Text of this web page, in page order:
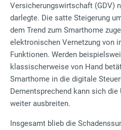
Versicherungswirtschaft (GDV)
darlegte. Die satte Steigerung
dem Trend zum Smarthome
elektronischen Vernetzung von
Funktionen. Werden
klassischerweise von Hand
Smarthome in die digitale
Dementsprechend kann sich die
weiter ausbreiten.
Insgesamt blieb die